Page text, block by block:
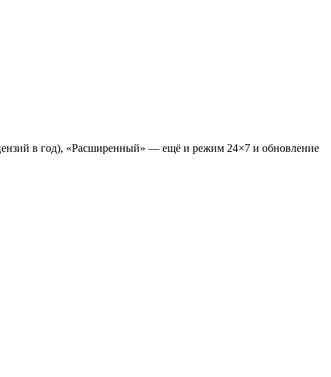
в год), «Расширенный» — ещё и режим 24×7 и обновление